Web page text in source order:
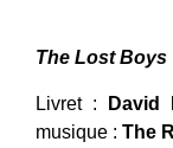
The Lost Boys
Livret : David
musique : The